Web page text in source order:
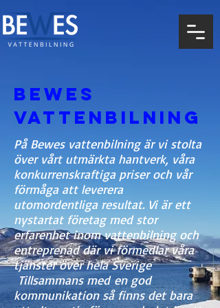
Bewes
Vattenbilning
På Bewes vattenbilning är vi stolta
över vårt utmärkta hantverk, våra
konkurrenskraftiga priser och vår
förmåga att leverera
utomordentliga resultat. Vi är ett
nystartat företag med stor
erfarenhet inom vattenbilning och
entreprenad där vi förmedlar våra
tjänster över hela Sverige
Tillsammans med en god
kommunikation så finns det bara